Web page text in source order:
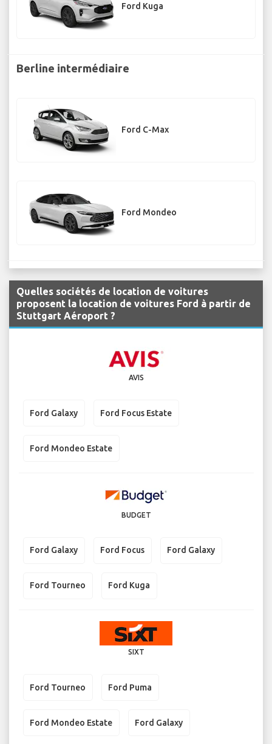
Ford Kuga
Berline intermédiaire
Ford C-Max
Ford Mondeo
Quelles sociétés de location de voitures
proposent la location de voitures Ford à partir de
Stuttgart Aéroport ?
AVIS
Ford Galaxy Ford Focus Estate
Ford Mondeo Estate
BUDGET
Ford Galaxy Ford Focus Ford Galaxy
Ford Tourneo Ford Kuga
SIXT
Ford Tourneo Ford Puma
Ford Mondeo Estate Ford Galaxy